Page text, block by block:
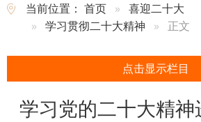
当前位置： 首页
喜迎二十大
学习贯彻二十大精神
正文
点击显示栏目
学习党的二十大精